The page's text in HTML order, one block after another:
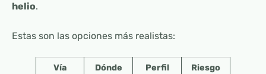
helio.
Estas son las opciones más realistas:
Vía
Dónde
Perfil
Riesgo